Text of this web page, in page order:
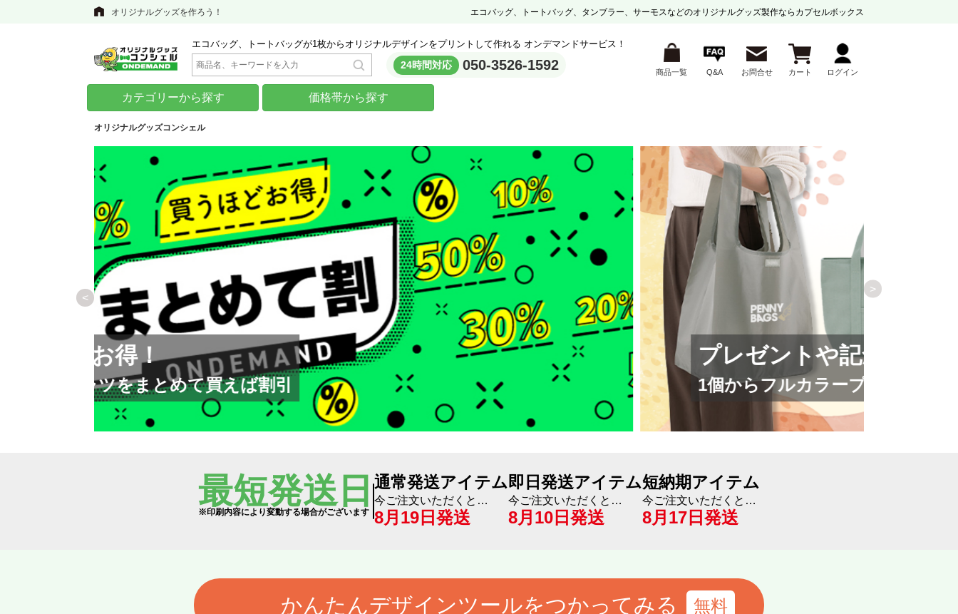
オリジナルグッズを作ろう！ エコバッグ、トートバッグ、タンブラー、サーモスなどのオリジナルグッズ製作ならカプセルボックス
エコバッグ、トートバッグが1枚からオリジナルデザインをプリントして作れる オンデマンドサービス！
24時間対応 050-3526-1592 商品一覧 Q&A お問合せ カート ログイン
カテゴリーから探す 価格帯から探す
オリジナルグッズコンシェル
<
プレゼントや記念品にもおすすめ
1個からフルカラープリント！オリジナルプリントしたサーモスを作ろう！
>
最短発送日
※印刷内容により変動する場合がございます
通常発送アイテム
今ご注文いただくと…
8月19日 発送
即日発送アイテム
今ご注文いただくと…
8月10日 発送
短納期アイテム
今ご注文いただくと…
8月17日 発送
かんたんデザインツールをつかってみる